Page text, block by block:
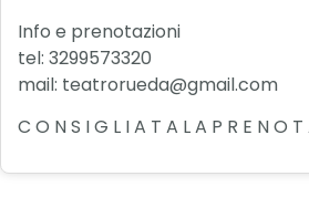
Info e prenotazioni
tel: 3299573320
mail: teatrorueda@gmail.com
C O N S I G L I A T A L A P R E N O T